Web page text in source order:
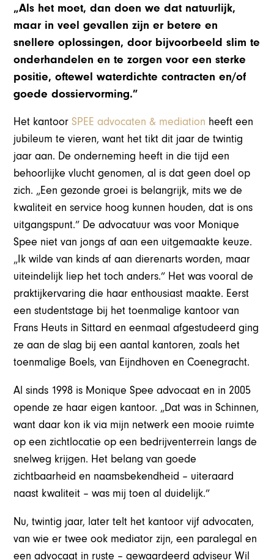
„Als het moet, dan doen we dat natuurlijk,
maar in veel gevallen zijn er betere en
snellere oplossingen, door bijvoorbeeld slim te
onderhandelen en te zorgen voor een sterke
positie, oftewel waterdichte contracten en/of
goede dossiervorming.”
Het kantoorSPEE advocaten & mediation heeft een
jubileum te vieren, want het tikt dit jaar de twintig
jaar aan. De onderneming heeft in die tijd een
behoorlijke vlucht genomen, al is dat geen doel op
zich. „Een gezonde groei is belangrijk, mits we de
kwaliteit en service hoog kunnen houden, dat is ons
uitgangspunt.” De advocatuur was voor Monique
Spee niet van jongs af aan een uitgemaakte keuze.
„Ik wilde van kinds af aan dierenarts worden, maar
uiteindelijk liep het toch anders.” Het was vooral de
praktijkervaring die haar enthousiast maakte. Eerst
een studentstage bij het toenmalige kantoor van
Frans Heuts in Sittard en eenmaal afgestudeerd ging
ze aan de slag bij een aantal kantoren, zoals het
toenmalige Boels, van Eijndhoven en Coenegracht.
Al sinds 1998 is Monique Spee advocaat en in 2005
opende ze haar eigen kantoor. „Dat was in Schinnen,
want daar kon ik via mijn netwerk een mooie ruimte
op een zichtlocatie op een bedrijventerrein langs de
snelweg krijgen. Het belang van goede
zichtbaarheid en naamsbekendheid – uiteraard
naast kwaliteit – was mij toen al duidelijk.”
Nu, twintig jaar, later telt het kantoor vijf advocaten,
van wie er twee ook mediator zijn, een paralegal en
een advocaat in ruste – gewaardeerd adviseur Wil